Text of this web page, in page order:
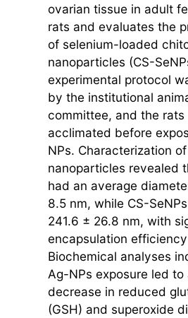
ovarian tissue in adult
rats and evaluates the
of selenium-loaded
nanoparticles (CS-
experimental protocol
by the institutional
committee, and the rats
acclimated before
NPs. Characterization
nanoparticles revealed
had an average
8.5 nm, while CS-
241.6 ± 26.8 nm, with
encapsulation
Biochemical analyses
Ag-NPs exposure led to
decrease in reduced
(GSH) and superoxide